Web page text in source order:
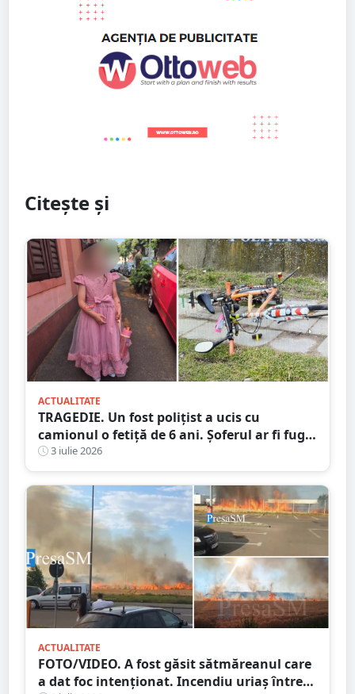
Citește și
ACTUALITATE
TRAGEDIE. Un fost polițist a ucis cu
camionul o fetiță de 6 ani. Șoferul ar fi fugit
de la locul accidentului
3 iulie 2026
ACTUALITATE
FOTO/VIDEO. A fost găsit sătmăreanul care
a dat foc intenționat. Incendiu uriaș între